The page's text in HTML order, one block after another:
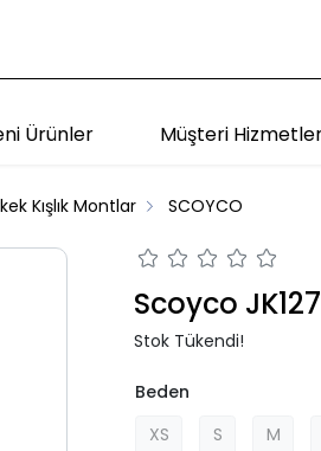
Ürünler Müşteri
Kışlık Montlar SCOYCO
Scoyco
Stok Tükendi!
Beden
XS
S M